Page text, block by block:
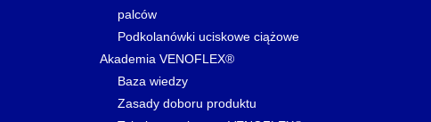
palców
Podkolanówki uciskowe ciążowe
Akademia VENOFLEX®
Baza wiedzy
Zasady doboru produktu